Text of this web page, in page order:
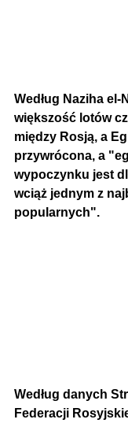
Według Naziha el-
większość lotów
między Rosją, a
przywrócona, a
wypoczynku jest
wciąż jednym z
popularnych".
Według danych
Federacji